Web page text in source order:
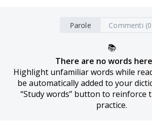
Parole Commenti
📚
There are no words
Highlight unfamiliar words while
be automatically added to your
“Study words” button to reinforce
practice.